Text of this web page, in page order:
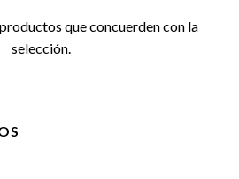
que concuerden con la
selección.